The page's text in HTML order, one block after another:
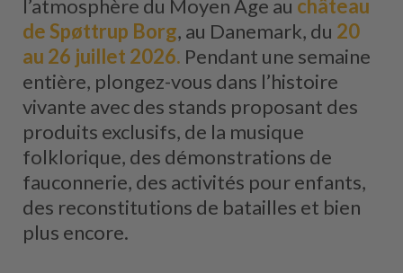
l’atmosphère du Moyen Âge au château
de Spøttrup Borg, au Danemark, du 20
au 26 juillet 2026. Pendant une semaine
entière, plongez-vous dans l’histoire
vivante avec des stands proposant des
produits exclusifs, de la musique
folklorique, des démonstrations de
fauconnerie, des activités pour enfants,
des reconstitutions de batailles et bien
plus encore.